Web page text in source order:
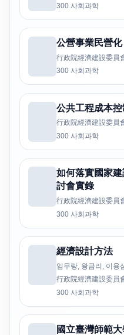
300 사회과학
公營事業民營化
行政院經濟建設委員
300 사회과학
公共工程成本
行政院經濟建設委員
300 사회과학
如何落實國家
討會實錄
行政院經濟建設委員
300 사회과학
經濟設計方法
임무랑, 왕금리, 이용
行政院經濟建設委員
300 사회과학
國立臺灣師範